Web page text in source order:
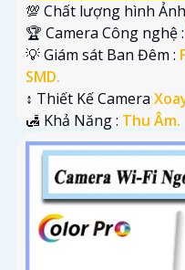
💯 Chất lượng hình
🏆 Camera Công nghệ :
💡 Giám sát Ban Đêm :
SMD.
↕️ Thiết Kế Camera
️🛃 Khả Năng : Thu Âm.